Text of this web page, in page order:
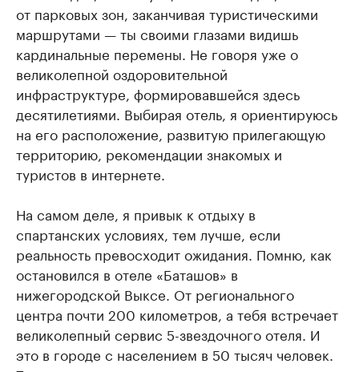
от парковых зон, заканчивая туристическими
маршрутами — ты своими глазами видишь
кардинальные перемены. Не говоря уже о
великолепной оздоровительной
инфраструктуре, формировавшейся здесь
десятилетиями. Выбирая отель, я ориентируюсь
на его расположение, развитую прилегающую
территорию, рекомендации знакомых и
туристов в интернете.
На самом деле, я привык к отдыху в
спартанских условиях, тем лучше, если
реальность превосходит ожидания. Помню, как
остановился в отеле «Баташов» в
нижегородской Выксе. От регионального
центра почти 200 километров, а тебя встречает
великолепный сервис 5-звездочного отеля. И
это в городе с населением в 50 тысяч человек.